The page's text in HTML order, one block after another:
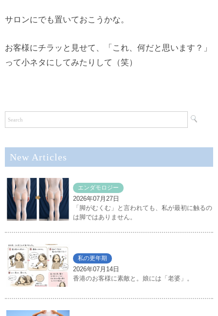
サロンにでも置いておこうかな。
お客様にチラッと見せて、「これ、何だと思います？」
って小ネタにしてみたりして（笑）
New Articles
エンダモロジー
2026年07月27日
「脚がむくむ」と言われても、私が最初に触るの
は脚ではありません。
私の更年期
2026年07月14日
香港のお客様に素敵と。娘には「老婆」。